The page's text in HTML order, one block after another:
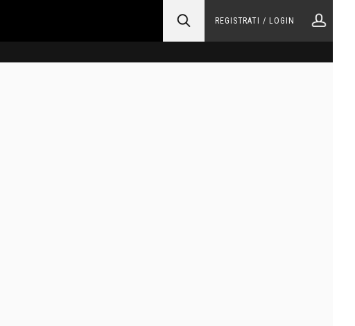
REGISTRATI / LOGIN